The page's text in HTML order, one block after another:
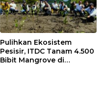
Pulihkan Ekosistem
Pesisir, ITDC Tanam 4.500
Bibit Mangrove di